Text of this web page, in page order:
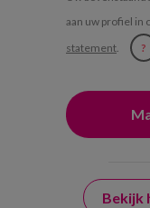
aan uw profiel in
statement. ?
Bekijk